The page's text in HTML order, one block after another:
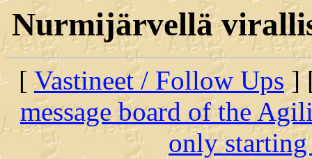
Nurmijärvellä
[ Vastineet / Follow Ups ]
message board of the
only starting